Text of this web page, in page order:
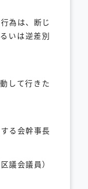
為は、断じ
いは逆差別
して行きた
る会幹事長
議会議員）